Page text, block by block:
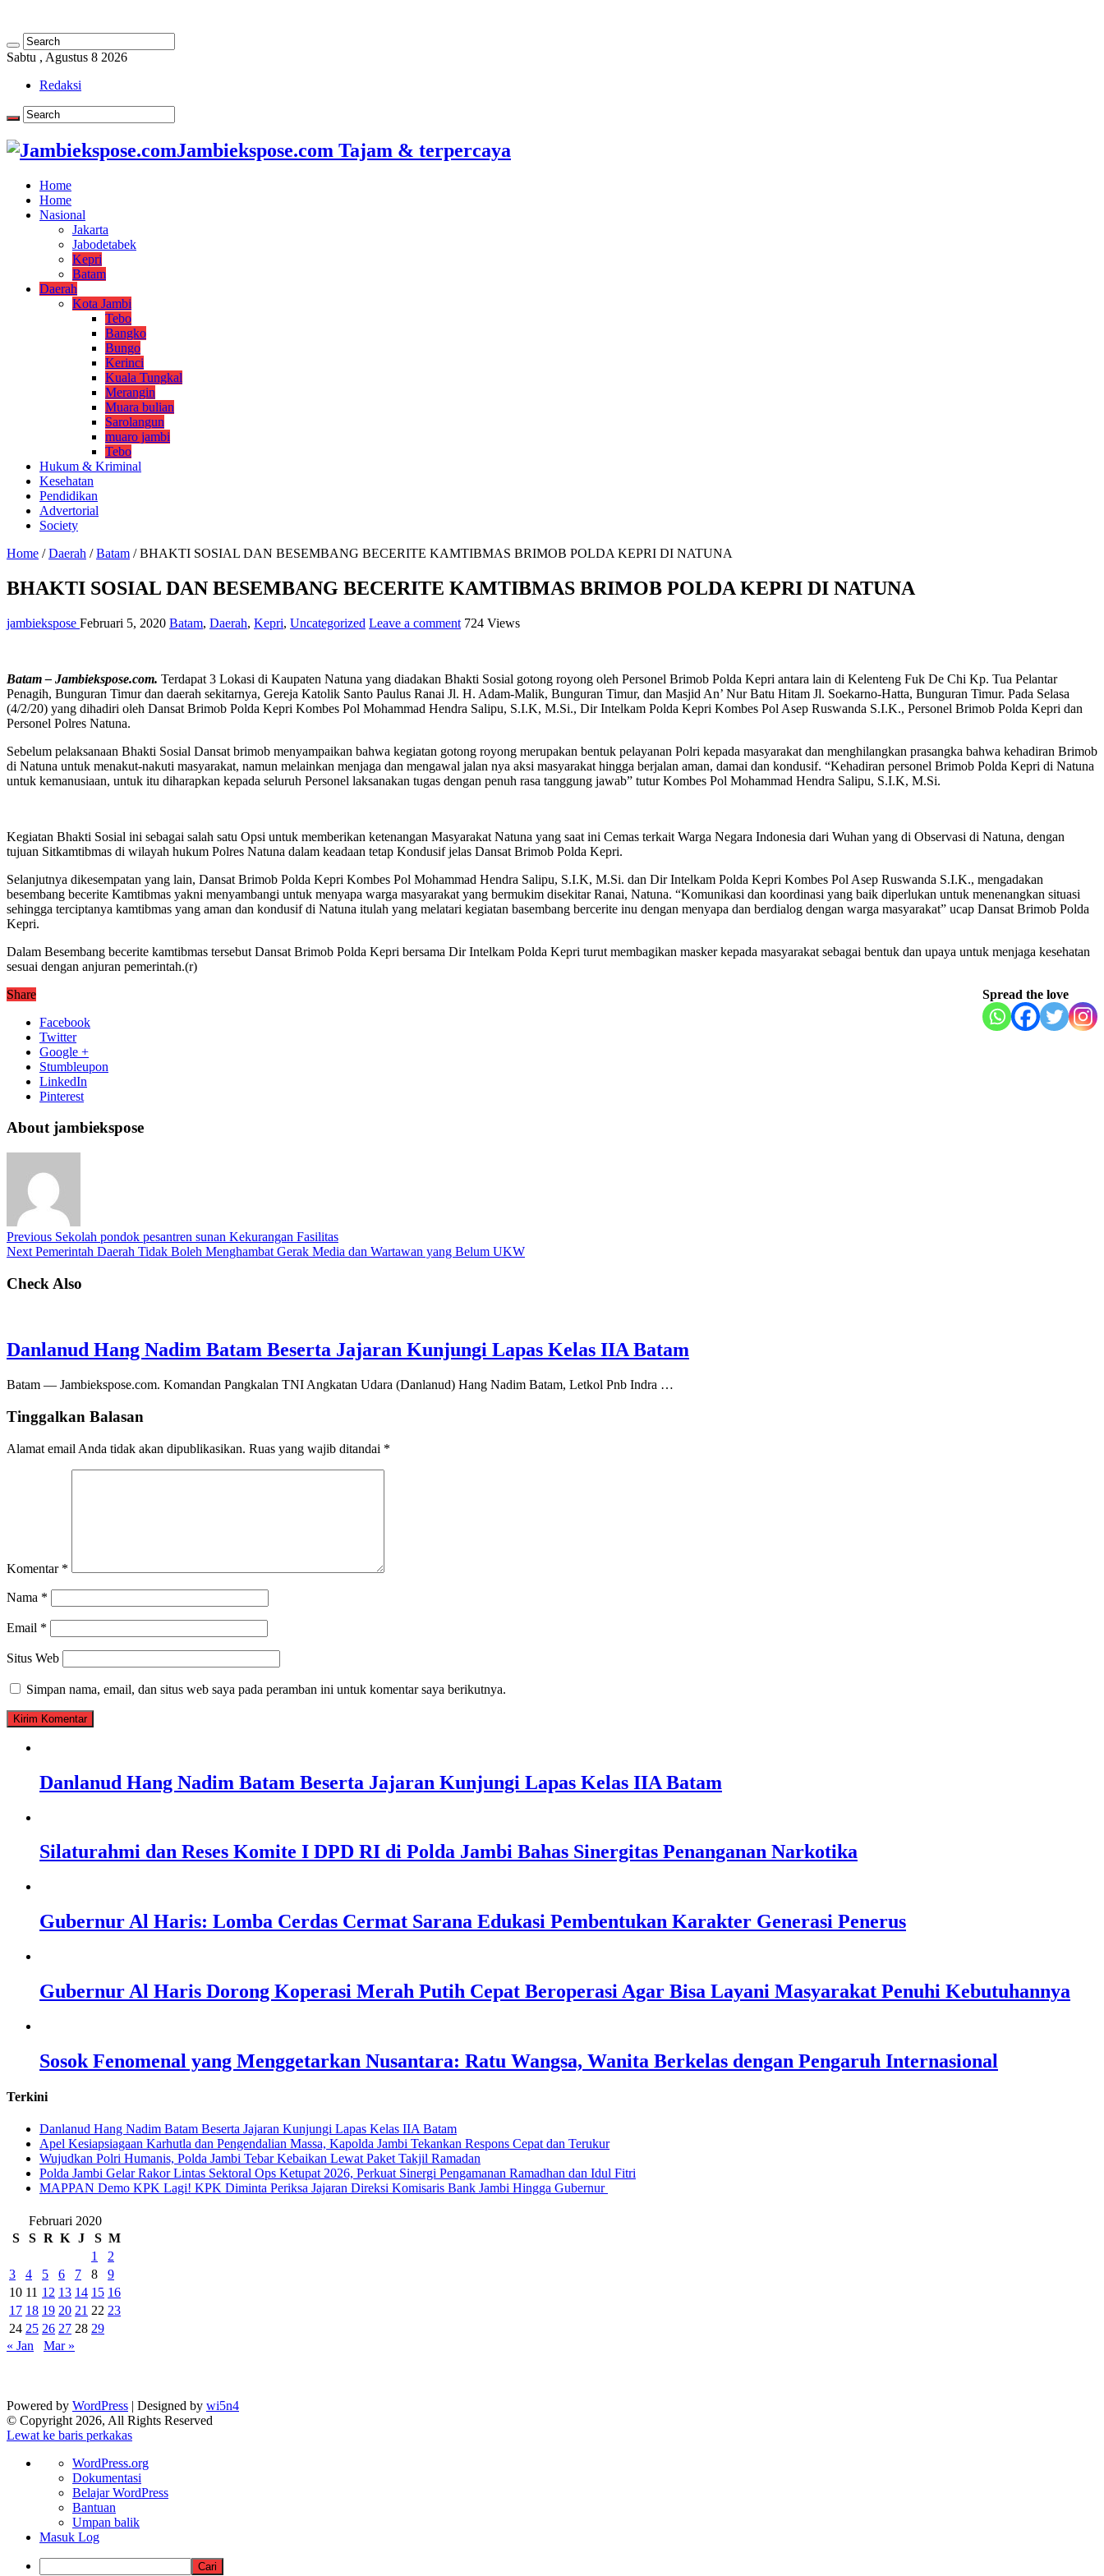
Sabtu , Agustus 8 2026
Redaksi
Jambiekspose.com Tajam & terpercaya
Home
Home
Nasional
Jakarta
Jabodetabek
Kepri
Batam
Daerah
Kota Jambi
Tebo
Bangko
Bungo
Kerinci
Kuala Tungkal
Merangin
Muara bulian
Sarolangun
muaro jambi
Tebo
Hukum & Kriminal
Kesehatan
Pendidikan
Advertorial
Society
Home / Daerah / Batam / BHAKTI SOSIAL DAN BESEMBANG BECERITE KAMTIBMAS BRIMOB POLDA KEPRI DI NATUNA
BHAKTI SOSIAL DAN BESEMBANG BECERITE KAMTIBMAS BRIMOB POLDA KEPRI DI NATUNA
jambiekspose Februari 5, 2020 Batam, Daerah, Kepri, Uncategorized Leave a comment 724 Views
Batam – Jambiekspose.com. Terdapat 3 Lokasi di Kaupaten Natuna yang diadakan Bhakti Sosial gotong royong oleh Personel Brimob Polda Kepri antara lain di Kelenteng Fuk De Chi Kp. Tua Pelantar
Penagih, Bunguran Timur dan daerah sekitarnya, Gereja Katolik Santo Paulus Ranai Jl. H. Adam-Malik, Bunguran Timur, dan Masjid An’ Nur Batu Hitam Jl. Soekarno-Hatta, Bunguran Timur. Pada Selasa
(4/2/20) yang dihadiri oleh Dansat Brimob Polda Kepri Kombes Pol Mohammad Hendra Salipu, S.I.K, M.Si., Dir Intelkam Polda Kepri Kombes Pol Asep Ruswanda S.I.K., Personel Brimob Polda Kepri dan
Personel Polres Natuna.
Sebelum pelaksanaan Bhakti Sosial Dansat brimob menyampaikan bahwa kegiatan gotong royong merupakan bentuk pelayanan Polri kepada masyarakat dan menghilangkan prasangka bahwa kehadiran Brimob
di Natuna untuk menakut-nakuti masyarakat, namun melainkan menjaga dan mengawal jalan nya aksi masyarakat hingga berjalan aman, damai dan kondusif. “Kehadiran personel Brimob Polda Kepri di Natuna
untuk kemanusiaan, untuk itu diharapkan kepada seluruh Personel laksanakan tugas dengan penuh rasa tanggung jawab” tutur Kombes Pol Mohammad Hendra Salipu, S.I.K, M.Si.
Kegiatan Bhakti Sosial ini sebagai salah satu Opsi untuk memberikan ketenangan Masyarakat Natuna yang saat ini Cemas terkait Warga Negara Indonesia dari Wuhan yang di Observasi di Natuna, dengan
tujuan Sitkamtibmas di wilayah hukum Polres Natuna dalam keadaan tetap Kondusif jelas Dansat Brimob Polda Kepri.
Selanjutnya dikesempatan yang lain, Dansat Brimob Polda Kepri Kombes Pol Mohammad Hendra Salipu, S.I.K, M.Si. dan Dir Intelkam Polda Kepri Kombes Pol Asep Ruswanda S.I.K., mengadakan
besembang becerite Kamtibmas yakni menyambangi untuk menyapa warga masyarakat yang bermukim disekitar Ranai, Natuna. “Komunikasi dan koordinasi yang baik diperlukan untuk menenangkan situasi
sehingga terciptanya kamtibmas yang aman dan kondusif di Natuna itulah yang melatari kegiatan basembang bercerite inu dengan menyapa dan berdialog dengan warga masyarakat” ucap Dansat Brimob Polda
Kepri.
Dalam Besembang becerite kamtibmas tersebut Dansat Brimob Polda Kepri bersama Dir Intelkam Polda Kepri turut membagikan masker kepada masyarakat sebagai bentuk dan upaya untuk menjaga kesehatan
sesuai dengan anjuran pemerintah.(r)
Spread the love
Share
Facebook
Twitter
Google +
Stumbleupon
LinkedIn
Pinterest
About jambiekspose
Previous Sekolah pondok pesantren sunan Kekurangan Fasilitas
Next Pemerintah Daerah Tidak Boleh Menghambat Gerak Media dan Wartawan yang Belum UKW
Check Also
Danlanud Hang Nadim Batam Beserta Jajaran Kunjungi Lapas Kelas IIA Batam
Batam — Jambiekspose.com. Komandan Pangkalan TNI Angkatan Udara (Danlanud) Hang Nadim Batam, Letkol Pnb Indra …
Tinggalkan Balasan
Alamat email Anda tidak akan dipublikasikan. Ruas yang wajib ditandai *
Komentar *
Nama *
Email *
Situs Web
Simpan nama, email, dan situs web saya pada peramban ini untuk komentar saya berikutnya.
Danlanud Hang Nadim Batam Beserta Jajaran Kunjungi Lapas Kelas IIA Batam
Silaturahmi dan Reses Komite I DPD RI di Polda Jambi Bahas Sinergitas Penanganan Narkotika
Gubernur Al Haris: Lomba Cerdas Cermat Sarana Edukasi Pembentukan Karakter Generasi Penerus
Gubernur Al Haris Dorong Koperasi Merah Putih Cepat Beroperasi Agar Bisa Layani Masyarakat Penuhi Kebutuhannya
Sosok Fenomenal yang Menggetarkan Nusantara: Ratu Wangsa, Wanita Berkelas dengan Pengaruh Internasional
Terkini
Danlanud Hang Nadim Batam Beserta Jajaran Kunjungi Lapas Kelas IIA Batam
Apel Kesiapsiagaan Karhutla dan Pengendalian Massa, Kapolda Jambi Tekankan Respons Cepat dan Terukur
Wujudkan Polri Humanis, Polda Jambi Tebar Kebaikan Lewat Paket Takjil Ramadan
Polda Jambi Gelar Rakor Lintas Sektoral Ops Ketupat 2026, Perkuat Sinergi Pengamanan Ramadhan dan Idul Fitri
‎MAPPAN Demo KPK Lagi! KPK Diminta Periksa Jajaran Direksi Komisaris Bank Jambi Hingga Gubernur ‎
Februari 2020
S
S R K J S M
1
2
3
4 5 6 7 8
9
10 11 12 13 14 15 16
17 18 19 20 21 22 23
24 25 26 27 28 29
« Jan
Mar »
Powered by WordPress | Designed by wi5n4
© Copyright 2026, All Rights Reserved
Lewat ke baris perkakas
Tentang
WordPress
WordPress.org
Dokumentasi
Belajar WordPress
Bantuan
Umpan balik
Masuk Log
Cari